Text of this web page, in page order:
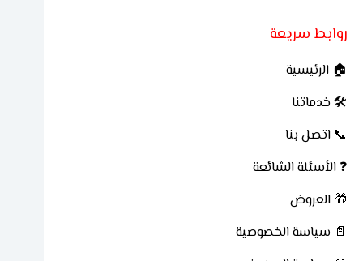
روابط سريعة
🏠 الرئيسية
🛠 خدماتنا
📞 اتصل بنا
❓ الأسئلة الشائعة
🎁 العروض
📄 سياسة الخصوصية